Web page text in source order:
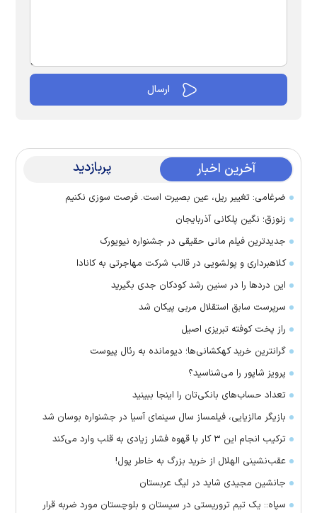
آخرین اخبار پربازدید
ضرغامی: تغییر ریل، عین بصیرت است. فرصت سوزی نکنیم
زنوزق؛ نگین پلکانی آذربایجان
جدیدترین فیلم مانی حقیقی در جشنواره نیویورک
کلاهبرداری و پولشویی در قالب شرکت مهاجرتی به کانادا
این درد‌ها را در سنین رشد کودکان جدی بگیرید
سرپرست سابق استقلال مربی پیکان شد
راز پخت کوفته تبریزی اصیل
گرانترین خرید کهکشانی‌ها؛ دیومانده به رئال پیوست
پرویز شاپور را می‌شناسید؟
تعداد حساب‌های بانکی‌تان را اینجا ببینید
بازیگر مالزیایی، فیلمساز سال سینمای آسیا در جشنواره بوسان شد
ترکیب انجام این ۳ کار با قهوه فشار زیادی به قلب وارد می‌کند
عقب‌نشینی الهلال از خرید بزرگ به خاطر پول!
جانشین مجیدی شاید در لیگ عربستان
سپاه:: یک تیم تروریستی در سیستان و بلوچستان مورد ضربه قرار